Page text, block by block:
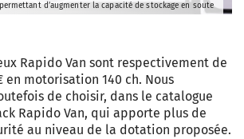
d’augmenter la capacité de stockage en soute
Rapido Van sont respectivement de
en motorisation 140 ch. Nous
de choisir, dans le catalogue
Rapido Van, qui apporte plus de
au niveau de la dotation proposée.